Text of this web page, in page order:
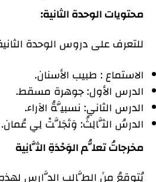
محتويات الوحدة الثانية:
للتعرف على دروس الوحدة
الاستماع : طبيب الأسنان.
الدرس الأول: جوهرة مسقط.
الدرس الثاني: نسبيَّةُ الآراء.
الدرسُ الثَّالِثُ: وَتَجَلَّتْ لِي عُمان.
مخرجاتُ تعلُّم الوَحْدَةِ الثَّانِية
يُتوقعُ مِنَ الطَّالبِ الدَّارِسِ